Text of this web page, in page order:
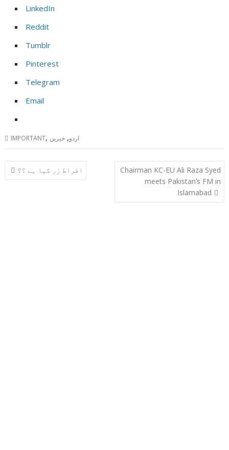
LinkedIn
Reddit
Tumblr
Pinterest
Telegram
Email
IMPORTANT, اردو, خبریں
Post
navigation
افراط زر کیا ہے ؟؟
Chairman KC-EU Ali Raza Syed
meets Pakistan’s FM in
Islamabad